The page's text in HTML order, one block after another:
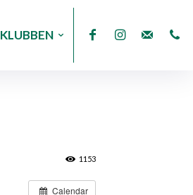
KLUBBEN
1153
Calendar